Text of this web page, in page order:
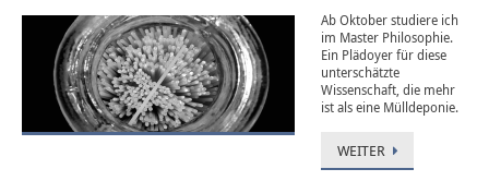
Ab Oktober studiere ich
im Master Philosophie.
Ein Plädoyer für diese
unterschätzte
Wissenschaft, die mehr
ist als eine Mülldeponie.
WEITER